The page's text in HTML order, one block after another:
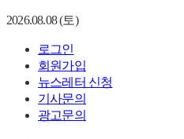
2026.08.08 (토)
로그인
회원가입
뉴스레터 신청
기사문의
광고문의